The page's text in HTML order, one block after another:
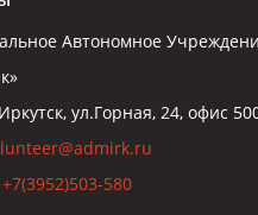
Автономное
ул.Горная, 24, офис
+7(3952)503-580